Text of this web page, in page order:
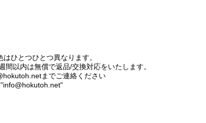
ひとつひとつ異なります。
以内は無償で返品/交換対応をいたします。
までご連絡ください
info@hokutoh.net"